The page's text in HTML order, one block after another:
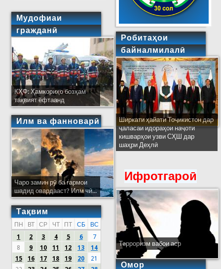
Мудофиаи
гражданӣ
КҲФ: Ҳамкориҳо бозҳам
тақвият ёфтаанд
Илм ва фанноварӣ
Чаро замин рӯ ба гармои
шадид овардааст? Илм чӣ...
Тақвим
ПН ВТ СР ЧТ ПТ СБ
ВС
1
2 3 4 5 6
7
8
9 10 11 12 13
14
15
16 17 18 19 20
21
Робитаҳои
байналмилалӣ
Ширкати ҳайати Тоҷикистон дар
ҷаласаи идораҳои наҷоти
кишварҳои узви СҲШ дар
шаҳри Деҳлӣ
Ифротгароӣ
Терроризм вабои аср
Омор